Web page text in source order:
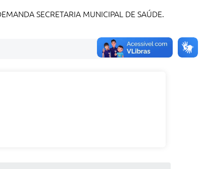
SECRETARIA MUNICIPAL DE SAÚDE.